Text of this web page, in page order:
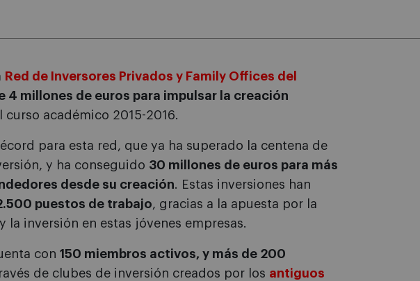
Red de Inversores Privados y Family Offices del
4 millones de euros para impulsar la creación
académico 2015-2016.
para esta red, que ya ha superado la centena de
y ha conseguido 30 millones de euros para más
desde su creación. Estas inversiones han
puestos de trabajo, gracias a la apuesta por la
la inversión en estas jóvenes empresas.
con 150 miembros activos, y más de 200
de clubes de inversión creados por los antiguos